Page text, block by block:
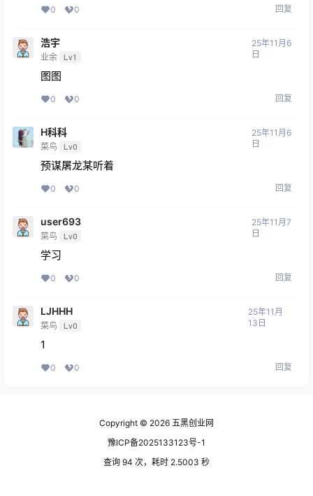
0 0 回复
浩宇
业余 Lv1
25年11月6
日
图图
0 0 回复
H科科
菜鸟 Lv0
25年11月6
日
预谋屠龙某听着
0 0 回复
user693
菜鸟 Lv0
25年11月7
日
学习
0 0 回复
LJHHH
菜鸟 Lv0
25年11月
13日
1
0 0 回复
Copyright © 2026 五黑创业网
豫ICP备2025133123号-1
查询 94 次，耗时 2.5003 秒